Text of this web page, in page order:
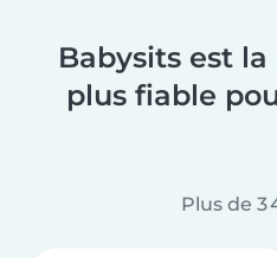
Babysits est
plus fiable
Plus de 3